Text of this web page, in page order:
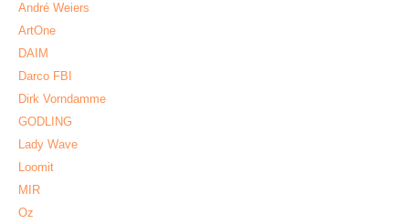
André Weiers
ArtOne
DAIM
Darco FBI
Dirk Vorndamme
GODLING
Lady Wave
Loomit
MIR
Oz